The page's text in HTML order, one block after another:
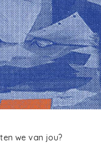
we van jou?